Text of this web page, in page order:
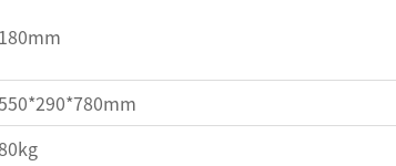
180mm